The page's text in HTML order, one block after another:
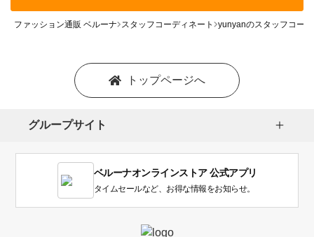
ファッション通販 ベルーナ スタッフコーディネート yunyanのスタッフコー
トップページへ
グループサイト
ベルーナオンラインストア 公式アプリ
タイムセールなど、お得な情報をお知らせ。